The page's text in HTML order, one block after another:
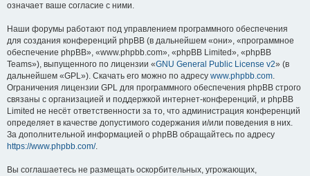
означает ваше согласие с ними.
Наши форумы работают под управлением программного обеспечения
для создания конференций phpBB (в дальнейшем «они», «программное
обеспечение phpBB», «www.phpbb.com», «phpBB Limited», «phpBB
Teams»), выпущенного по лицензии «GNU General Public License v2» (в
дальнейшем «GPL»). Скачать его можно по адресу www.phpbb.com.
Ограничения лицензии GPL для программного обеспечения phpBB строго
связаны с организацией и поддержкой интернет-конференций, и phpBB
Limited не несёт ответственности за то, что администрация конференций
определяет в качестве допустимого содержания и/или поведения в них.
За дополнительной информацией о phpBB обращайтесь по адресу
https://www.phpbb.com/.
Вы соглашаетесь не размещать оскорбительных, угрожающих,